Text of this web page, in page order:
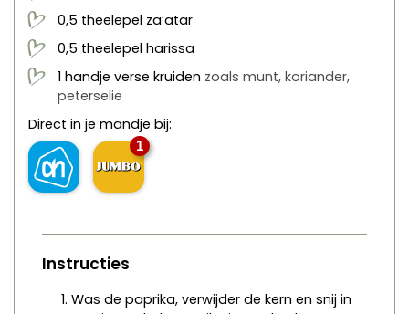
0,5 theelepel za’atar
0,5 theelepel harissa
1 handje verse kruiden zoals munt, koriander,
peterselie
Direct in je mandje bij:
1
Instructies
Was de paprika, verwijder de kern en snij in